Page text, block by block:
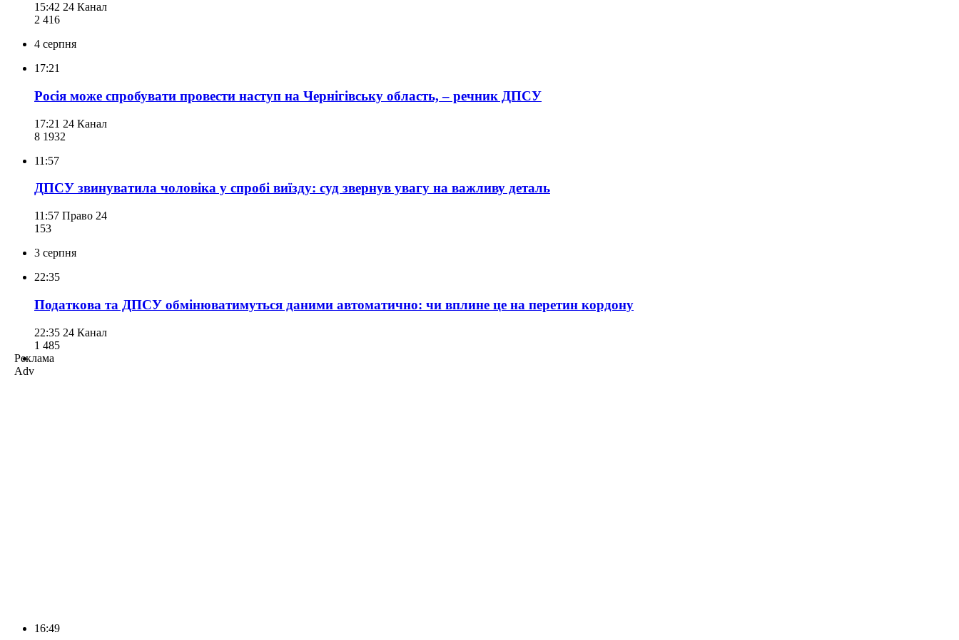
15:42 24 Канал
2 416
4 серпня
17:21
Росія може спробувати провести наступ на Чернігівську область, – речник ДПСУ
17:21 24 Канал
8 1932
11:57
ДПСУ звинуватила чоловіка у спробі виїзду: суд звернув увагу на важливу деталь
11:57 Право 24
153
3 серпня
22:35
Податкова та ДПСУ обмінюватимуться даними автоматично: чи вплине це на перетин кордону
22:35 24 Канал
1 485
Реклама
Adv
16:49